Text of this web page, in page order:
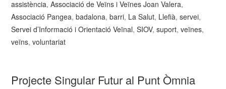
assistència,Associació de Veïns i Veïnes Joan Valera,
Associació Pangea,badalona,barri, La Salut, Llefià,servei,
Servei d’Informació i Orientació Veïnal,SIOV,suport,veïnes,
veïns,voluntariat
Projecte Singular Futur al Punt Òmnia